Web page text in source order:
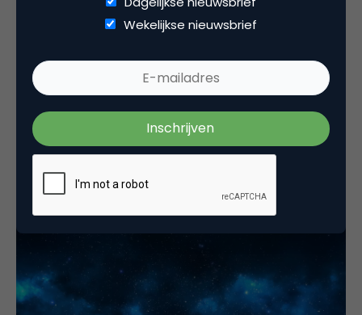
Data Analytics
Ontsproten uit Ning: Café de Liefde
Een maand geleden kwam ik in mijn zoektocht naar
nieuwe communities Café de Liefde tegen. Café de
Liefde is een…
Wekelijkse nieuwsbrief